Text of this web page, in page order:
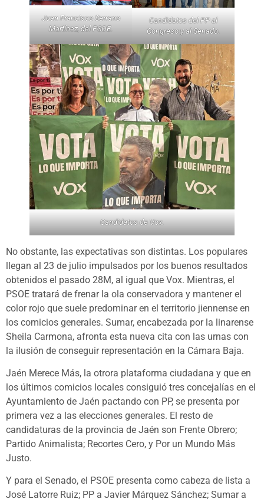
Juan Francisco Serrano
Martínez, del PSOE.
Candidatos del PP al
Congreso y al Senado.
Candidatos de Vox.
No obstante, las expectativas son distintas. Los populares
llegan al 23 de julio impulsados por los buenos resultados
obtenidos el pasado 28M, al igual que Vox. Mientras, el
PSOE tratará de frenar la ola conservadora y mantener el
color rojo que suele predominar en el territorio jiennense en
los comicios generales. Sumar, encabezada por la linarense
Sheila Carmona, afronta esta nueva cita con las urnas con
la ilusión de conseguir representación en la Cámara Baja.
Jaén Merece Más, la otrora plataforma ciudadana y que en
los últimos comicios locales consiguió tres concejalías en el
Ayuntamiento de Jaén pactando con PP, se presenta por
primera vez a las elecciones generales. El resto de
candidaturas de la provincia de Jaén son Frente Obrero;
Partido Animalista; Recortes Cero, y Por un Mundo Más
Justo.
Y para el Senado, el PSOE presenta como cabeza de lista a
José Latorre Ruiz; PP a Javier Márquez Sánchez; Sumar a